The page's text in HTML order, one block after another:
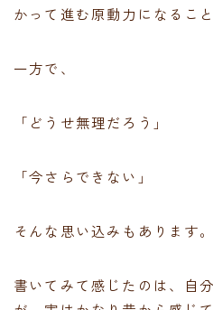
かって進む原動力になるこ
一方で、
「どうせ無理だろう」
「今さらできない」
そんな思い込みもあります。
書いてみて感じたのは、自